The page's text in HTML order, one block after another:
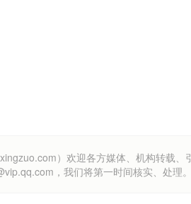
）欢迎各方媒体、机构转载
，我们将第一时间核实、处理